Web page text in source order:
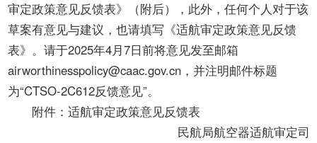
审定政策意见反馈表》（附后），此外，任何个人对于该
草案有意见与建议，也请填写《适航审定政策意见反馈
表》。请于2025年4月7日前将意见发至邮箱
airworthinesspolicy@caac.gov.cn，并注明邮件标题
为“CTSO-2C612反馈意见”。
附件：适航审定政策意见反馈表
民航局航空器适航审定司
键
打
导
盲
模